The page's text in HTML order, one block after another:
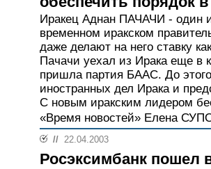
Иракец Аднан ПАЧАЧИ - один
временном иракском
даже делают на него ставку
Пачачи уехал из Ирака еще в
пришла партия БААС. До
иностранных дел Ирака и
С новым иракским лидером
«Время новостей» Елена
// 22.04.2003
Росэксимбанк пошел